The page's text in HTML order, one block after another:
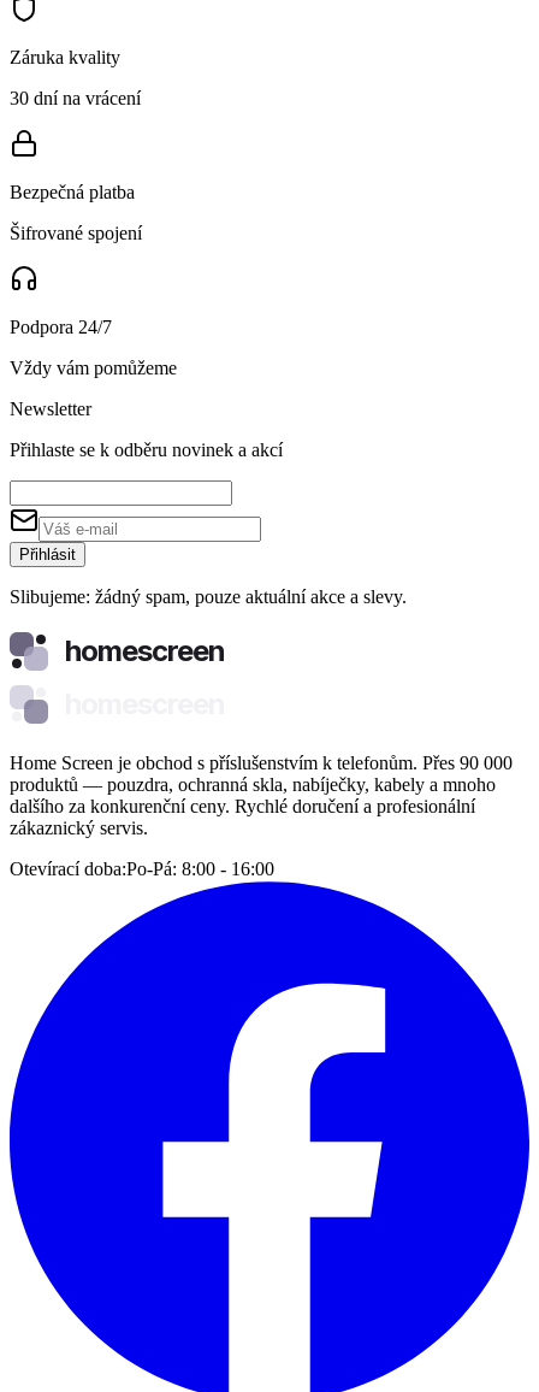
Záruka kvality
30 dní na vrácení
Bezpečná platba
Šifrované spojení
Podpora 24/7
Vždy vám pomůžeme
Newsletter
Přihlaste se k odběru novinek a akcí
Přihlásit
Slibujeme: žádný spam, pouze aktuální akce a slevy.
homescreen
Home Screen je obchod s příslušenstvím k telefonům. Přes 90 000
produktů — pouzdra, ochranná skla, nabíječky, kabely a mnoho
dalšího za konkurenční ceny. Rychlé doručení a profesionální
zákaznický servis.
Otevírací doba:Po-Pá: 8:00 - 16:00